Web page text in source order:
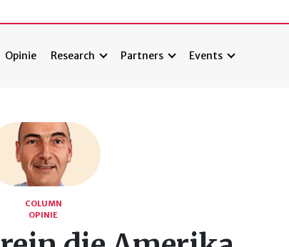
Opinie Research Partners Events
COLUMN
OPINIE